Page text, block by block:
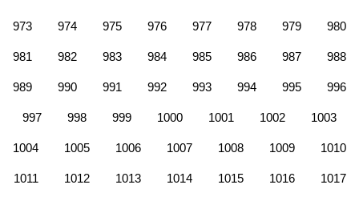
973 974 975 976 977 978 979 980
981 982 983 984 985 986 987 988
989 990 991 992 993 994 995 996
997 998 999 1000 1001 1002 1003
1004 1005 1006 1007 1008 1009 1010
1011 1012 1013 1014 1015 1016 1017